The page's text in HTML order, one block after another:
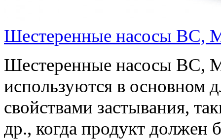
Шестеренные насосы BC,
Шестеренные насосы BC,
используются в основном
свойствами застывания,
др., когда продукт должен